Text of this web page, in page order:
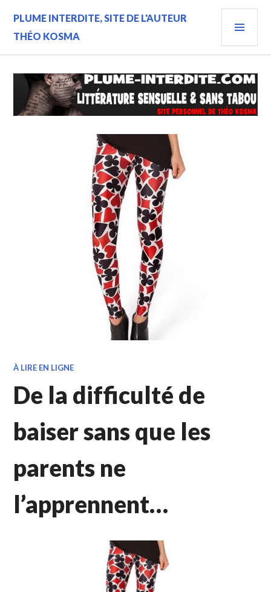
contenu
PLUME INTERDITE, SITE DE L'AUTEUR
THÉO KOSMA
À LIRE EN LIGNE
De la difficulté de
baiser sans que les
parents ne
l’apprennent…